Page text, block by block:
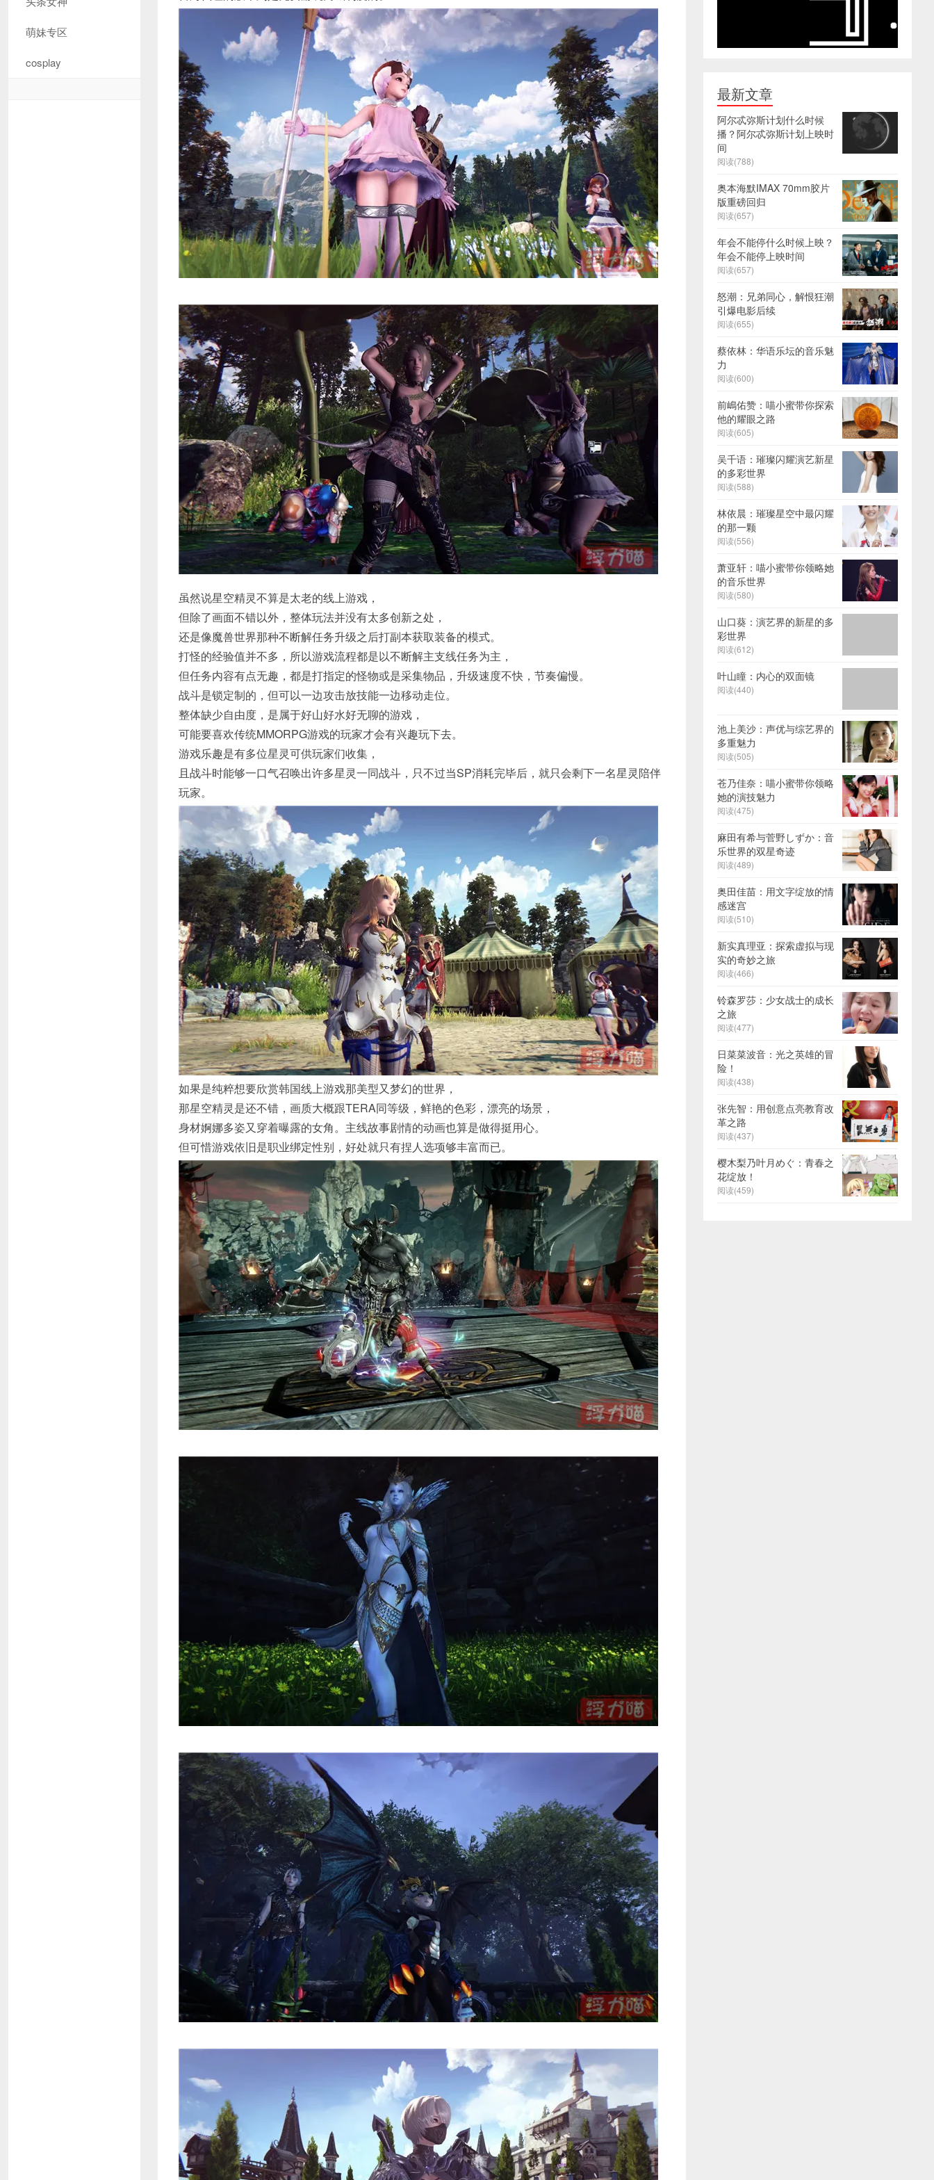
萌妹专区
cosplay
虽然说星空精灵不算是太老的线上游戏，
但除了画面不错以外，整体玩法并没有太多创新之处，
还是像魔兽世界那种不断解任务升级之后打副本获取装备的模式。
打怪的经验值并不多，所以游戏流程都是以不断解主支线任务为主，
但任务内容有点无趣，都是打指定的怪物或是采集物品，升级速度不快，节奏偏慢。
战斗是锁定制的，但可以一边攻击放技能一边移动走位。
整体缺少自由度，是属于好山好水好无聊的游戏，
可能要喜欢传统MMORPG游戏的玩家才会有兴趣玩下去。
游戏乐趣是有多位星灵可供玩家们收集，
且战斗时能够一口气召唤出许多星灵一同战斗，只不过当SP消耗完毕后，就只会剩下一名星灵陪伴
玩家。
如果是纯粹想要欣赏韩国线上游戏那美型又梦幻的世界，
那星空精灵是还不错，画质大概跟TERA同等级，鲜艳的色彩，漂亮的场景，
身材婀娜多姿又穿着曝露的女角。主线故事剧情的动画也算是做得挺用心。
但可惜游戏依旧是职业绑定性别，好处就只有捏人选项够丰富而已。
最新文章
阿尔忒弥斯计划什么时候
播？阿尔忒弥斯计划上映时
间
阅读(788)
奥本海默IMAX 70mm胶片
版重磅回归
阅读(657)
年会不能停什么时候上映？
年会不能停上映时间
阅读(657)
怒潮：兄弟同心，解恨狂潮
引爆电影后续
阅读(655)
蔡依林：华语乐坛的音乐魅
力
阅读(600)
前嶋佑赞：喵小蜜带你探索
他的耀眼之路
阅读(605)
吴千语：璀璨闪耀演艺新星
的多彩世界
阅读(588)
林依晨：璀璨星空中最闪耀
的那一颗
阅读(556)
萧亚轩：喵小蜜带你领略她
的音乐世界
阅读(580)
山口葵：演艺界的新星的多
彩世界
阅读(612)
叶山瞳：内心的双面镜
阅读(440)
池上美沙：声优与综艺界的
多重魅力
阅读(505)
苍乃佳奈：喵小蜜带你领略
她的演技魅力
阅读(475)
麻田有希与菅野しずか：音
乐世界的双星奇迹
阅读(489)
奥田佳苗：用文字绽放的情
感迷宫
阅读(510)
新实真理亚：探索虚拟与现
实的奇妙之旅
阅读(466)
铃森罗莎：少女战士的成长
之旅
阅读(477)
日菜菜波音：光之英雄的冒
险！
阅读(438)
张先智：用创意点亮教育改
革之路
阅读(437)
樱木梨乃叶月めぐ：青春之
花绽放！
阅读(459)